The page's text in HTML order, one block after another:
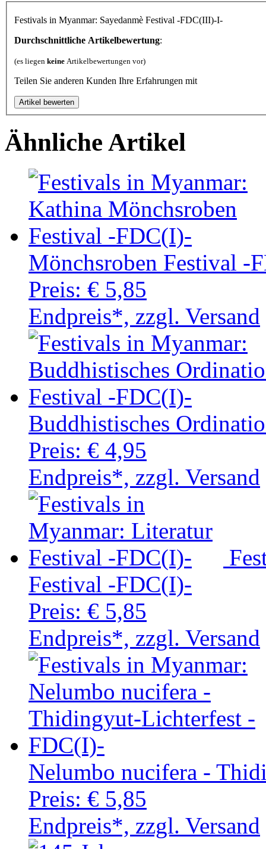
Festivals in Myanmar: Sayedanmè Festival -FDC(III)-I-
Durchschnittliche Artikelbewertung:
(es liegen keine Artikelbewertungen vor)
Teilen Sie anderen Kunden Ihre Erfahrungen mit
Ähnliche Artikel
Mönchsroben Festival -
Preis: € 5,85
Endpreis*, zzgl. Versand
Buddhistisches
Preis: € 4,95
Endpreis*, zzgl. Versand
Festival -FDC(I)-
Preis: € 5,85
Endpreis*, zzgl. Versand
Nelumbo nucifera -
Preis: € 5,85
Endpreis*, zzgl. Versand